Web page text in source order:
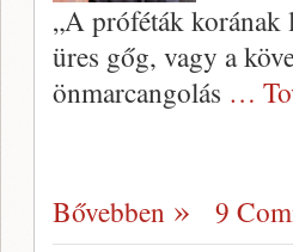
„A próféták korának
üres gőg, vagy a
önmarcangolás …
Bővebben 9